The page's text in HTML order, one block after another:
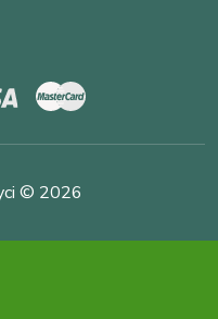
© 2026